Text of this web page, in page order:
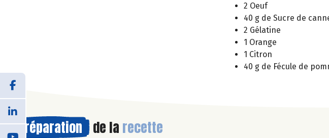
2 Oeuf
40 g de Sucre de
2 Gélatine
1 Orange
1 Citron
40 g de Fécule de
Préparation de la recette